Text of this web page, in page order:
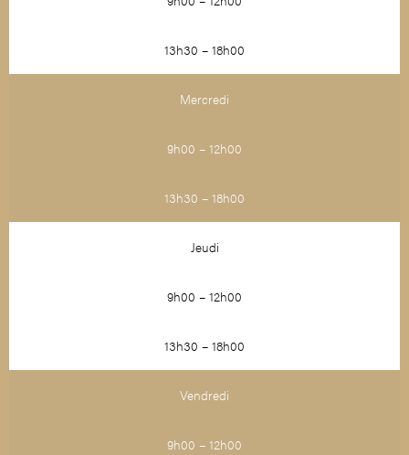
13h30 – 18h00
Mercredi
9h00 – 12h00
13h30 – 18h00
Jeudi
9h00 – 12h00
13h30 – 18h00
Vendredi
9h00 – 12h00